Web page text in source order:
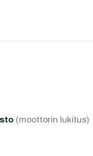
(moottorin lukitus)